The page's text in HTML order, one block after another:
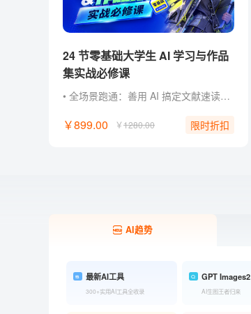
24 节零基础大学生 AI 学习与作品
集实战必修课
• 全场景跑通：善用 AI 搞定文献速读、课堂汇报、社团策划与作品集！ • 零经验门槛：零基础掌握主流 AI 工具玩法，轻松制作惊艳 AI 作品。 • 作品集打造：将作品与项目经历升级为作品集，直接用于简历与面试！ • 创作超能力：不被专业束缚， 掌握先进 AI 工作流，成为独立内容创作者！ • 独家福利：附赠提示词指令包、PPT 排版框架、案例模板与面试自述话术。
￥899.00 ￥1280.00 限时折扣
AI趋势
最新AI工具
300+实用AI工具全收录
GPT Images2
AI生图王者归来